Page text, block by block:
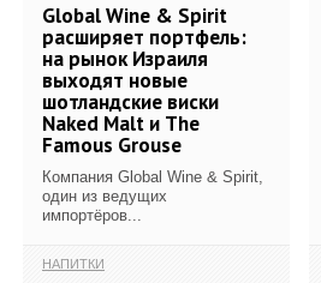
Global Wine & Spirit
расширяет портфель:
на рынок Израиля
выходят новые
шотландские виски
Naked Malt и The
Famous Grouse
Компания Global Wine & Spirit,
один из ведущих
импортёров...
НАПИТКИ